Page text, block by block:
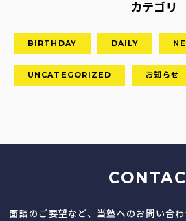
カテゴリ
BIRTHDAY DAILY
UNCATEGORIZED お知らせ
面談のご要望など、当塾へのお問い合